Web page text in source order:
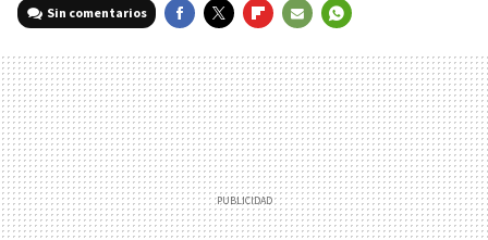
Sin comentarios
MAIL